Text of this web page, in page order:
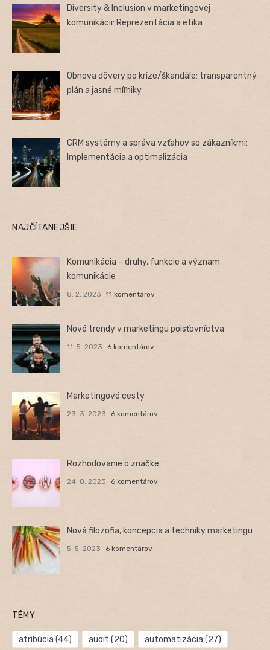
Diversity & Inclusion v marketingovej
komunikácii: Reprezentácia a etika
Obnova dôvery po kríze/škandále: transparentný
plán a jasné míľniky
CRM systémy a správa vzťahov so zákazníkmi:
Implementácia a optimalizácia
NAJČÍTANEJŠIE
Komunikácia – druhy, funkcie a význam
komunikácie
8. 2. 2023 11 komentárov
Nové trendy v marketingu poisťovníctva
11. 5. 2023 6 komentárov
Marketingové cesty
23. 3. 2023 6 komentárov
Rozhodovanie o značke
24. 8. 2023 6 komentárov
Nová filozofia, koncepcia a techniky marketingu
5. 5. 2023 6 komentárov
TÉMY
atribúcia (44) audit (20) automatizácia (27)